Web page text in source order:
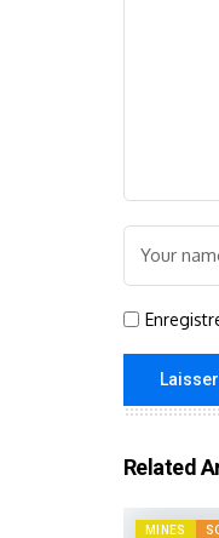
Related
MINES